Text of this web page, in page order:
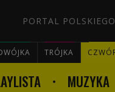
PORTAL
TRÓJKA
MUZYKA